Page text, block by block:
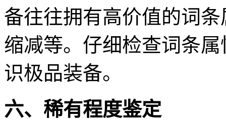
备往往拥有高价值的词
缩减等。仔细检查词条
识极品装备。
六、稀有程度鉴定